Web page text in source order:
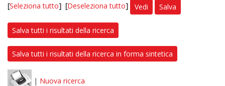
[Seleziona tutto] [Deseleziona tutto] Vedi Salva
Salva tutti i risultati della ricerca
Salva tutti i risultati della ricerca in forma sintetica
| Nuova ricerca